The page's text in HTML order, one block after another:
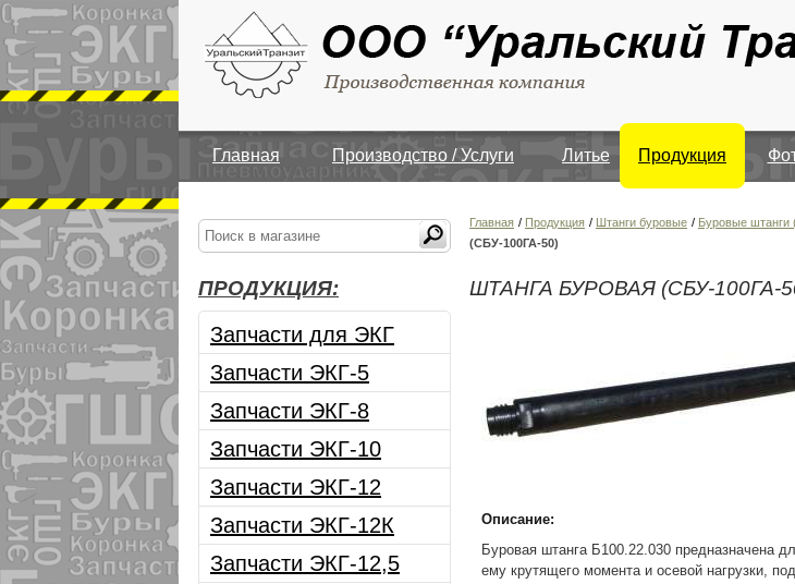
Главная Производство / Услуги Литье Продукция
ПРОДУКЦИЯ:
Запчасти для ЭКГ
Запчасти ЭКГ-5
Запчасти ЭКГ-8
Запчасти ЭКГ-10
Запчасти ЭКГ-12
Запчасти ЭКГ-12К
Запчасти ЭКГ-12,5
Главная / Продукция / Штанги буровые / Буровые штанги
(СБУ-100ГА-50)
ШТАНГА БУРОВАЯ (СБУ-100ГА-
Описание:
Буровая штанга Б100.22.030 предназначена
ему крутящего момента и осевой нагрузки,